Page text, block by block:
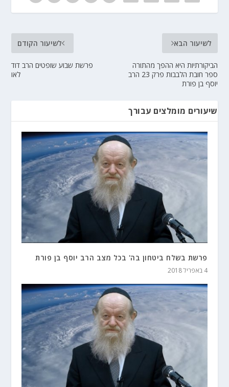
לשיעור הקודם
פרשת שבוע שופטים הרב דוד
לאו
לשיעור הבא
הביקורתיות היא ההפך מהתורה
ספר חובת הלבבות פרק 23 הרב
יוסף בן פורת
שיעורים מומלצים עבורך
פרשת בשלח ביטחון בה' בכל מצב הרב יוסף בן פורת
4 באפריל 2018